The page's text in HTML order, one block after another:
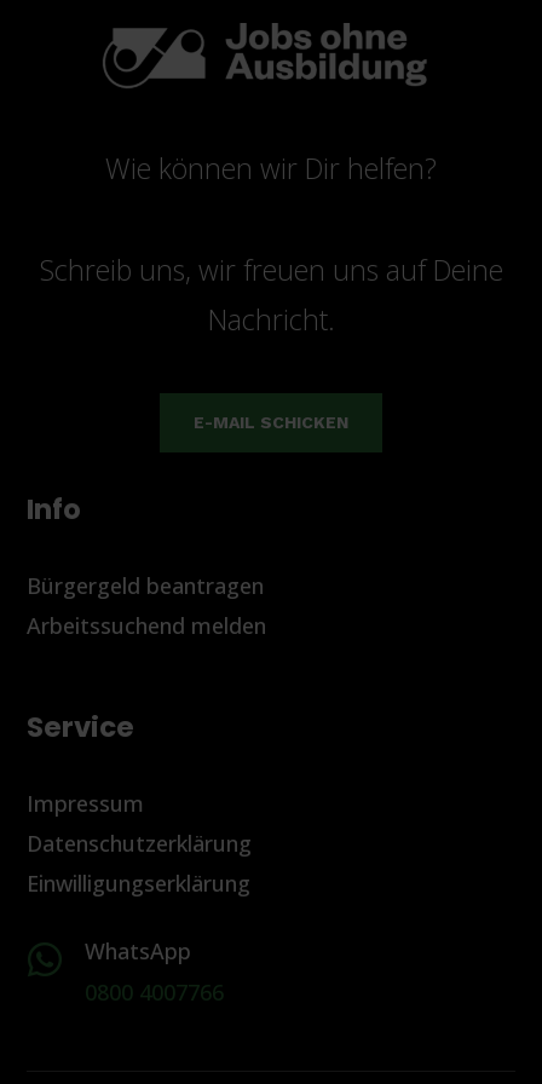
Wie können wir Dir helfen?
Schreib uns, wir freuen uns auf Deine
Nachricht.
E-MAIL SCHICKEN
Info
Bürgergeld beantragen
Arbeitssuchend melden
Service
Impressum
Datenschutzerklärung
Einwilligungserklärung

WhatsApp
0800 4007766